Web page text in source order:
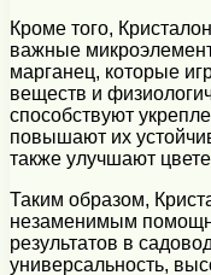
Кроме того,
важные
марганец, которые
веществ и
способствуют
повышают их
также улучшают
Таким образом,
незаменимым
результатов в
универсальность,